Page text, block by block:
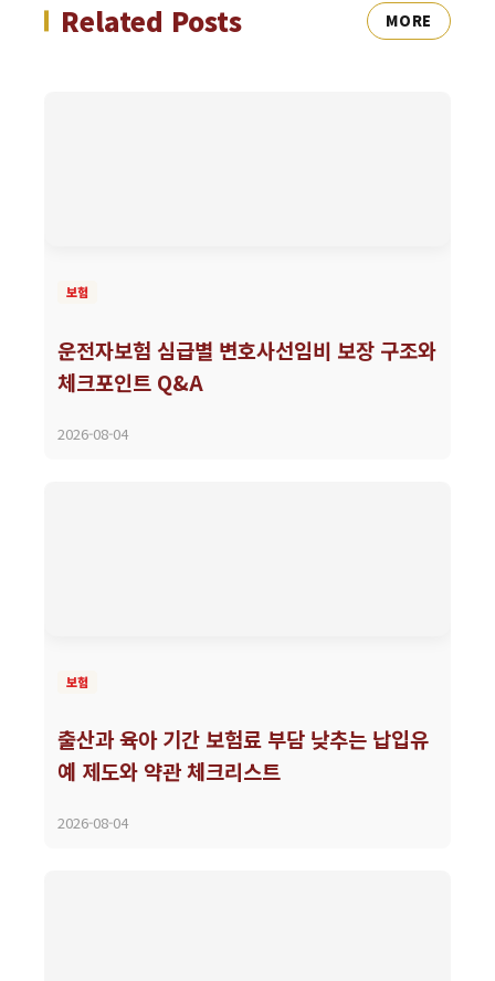
Related Posts MORE
보험
운전자보험 심급별 변호사선임비 보장 구조와
체크포인트 Q&A
2026-08-04
보험
출산과 육아 기간 보험료 부담 낮추는 납입유
예 제도와 약관 체크리스트
2026-08-04